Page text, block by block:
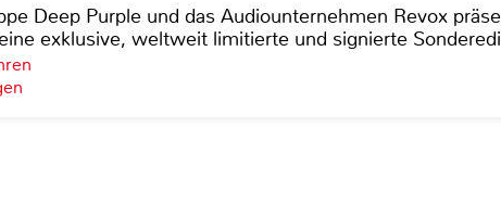
Deep Purple und das Audiounternehmen Revox
exklusive, weltweit limitierte und signierte